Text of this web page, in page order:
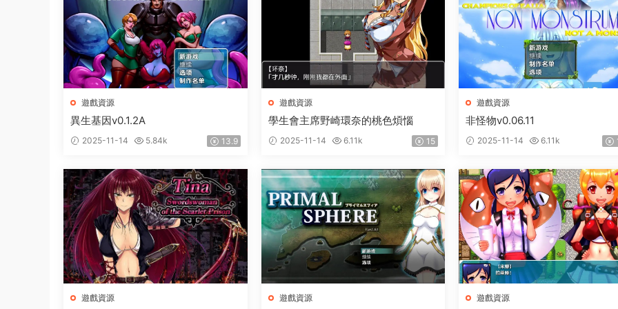
遊戲資源
異生基因v0.1.2A
2025-11-14 5.84k 13.9
遊戲資源
學生會主席野崎環奈的桃色煩惱
2025-11-14 6.11k 15
遊戲資源
非怪物v0.06.11
2025-11-14 6.11k
遊戲資源 遊戲資源 遊戲資源